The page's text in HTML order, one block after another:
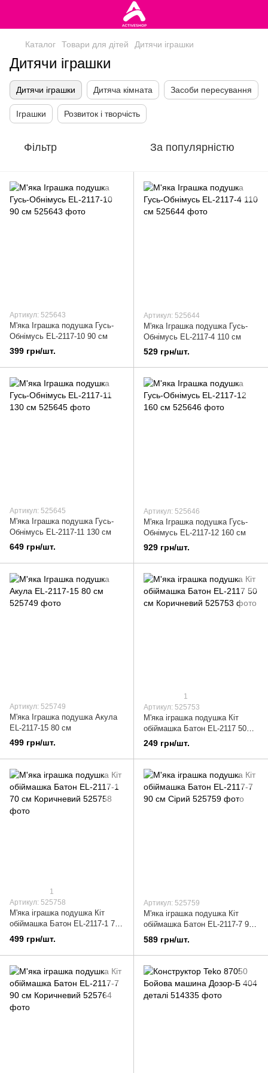
Каталог Товари для дітей Дитячи іграшки
Дитячи іграшки
Дитячи іграшки Дитяча кімната Засоби пересування
Іграшки Розвиток і творчість
Фільтр За популярністю
Артикул: 525643
М'яка Іграшка подушка Гусь-
Обнімусь EL-2117-10 90 см
399 грн/шт.
Артикул: 525644
М'яка Іграшка подушка Гусь-
Обнімусь EL-2117-4 110 см
529 грн/шт.
Артикул: 525645
М'яка Іграшка подушка Гусь-
Обнімусь EL-2117-11 130 см
649 грн/шт.
Артикул: 525646
М'яка Іграшка подушка Гусь-
Обнімусь EL-2117-12 160 см
929 грн/шт.
Артикул: 525749
М'яка Іграшка подушка Акула
EL-2117-15 80 см
499 грн/шт.
1
Артикул: 525753
М'яка іграшка подушка Кіт
обіймашка Батон EL-2117 50
см Коричневий
249 грн/шт.
1
Артикул: 525758
М'яка іграшка подушка Кіт
обіймашка Батон EL-2117-1 70
см Коричневий
499 грн/шт.
Артикул: 525759
М'яка іграшка подушка Кіт
обіймашка Батон EL-2117-7 90
см Сірий
589 грн/шт.